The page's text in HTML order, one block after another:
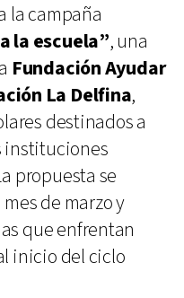
la campaña
la escuela”, una
Fundación Ayudar
La Delfina,
destinados a
instituciones
propuesta se
de marzo y
que enfrentan
inicio del ciclo